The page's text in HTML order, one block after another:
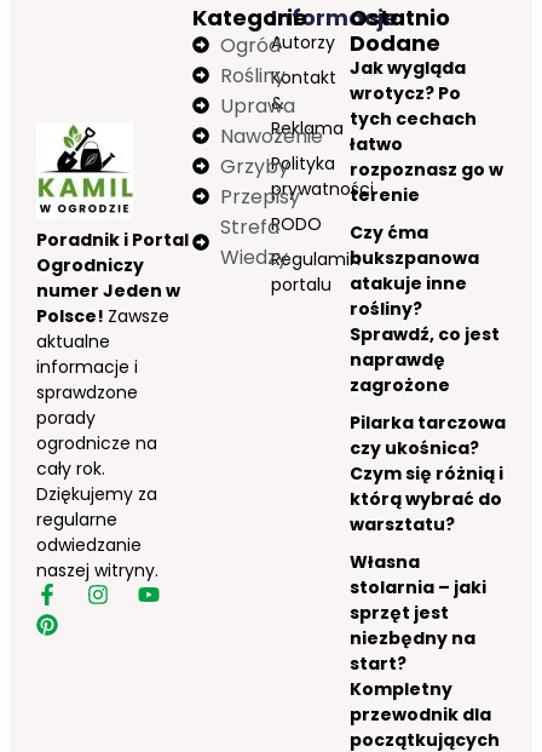
Poradnik i Portal
Ogrodniczy
numer Jeden w
Polsce! Zawsze
aktualne
informacje i
sprawdzone
porady
ogrodnicze na
cały rok.
Dziękujemy za
regularne
odwiedzanie
naszej witryny.
Informacje
Autorzy
Kontakt
&
Reklama
Polityka
prywatności
RODO
Regulamin
portalu
Kategorie
Ogród
Rośliny
Uprawa
Nawożenie
Grzyby
Przepisy
Strefa
Wiedzy
Ostatnio
Dodane
Jak wygląda
wrotycz? Po
tych cechach
łatwo
rozpoznasz go w
terenie
Czy ćma
bukszpanowa
atakuje inne
rośliny?
Sprawdź, co jest
naprawdę
zagrożone
Pilarka tarczowa
czy ukośnica?
Czym się różnią i
którą wybrać do
warsztatu?
Własna
stolarnia – jaki
sprzęt jest
niezbędny na
start?
Kompletny
przewodnik dla
początkujących